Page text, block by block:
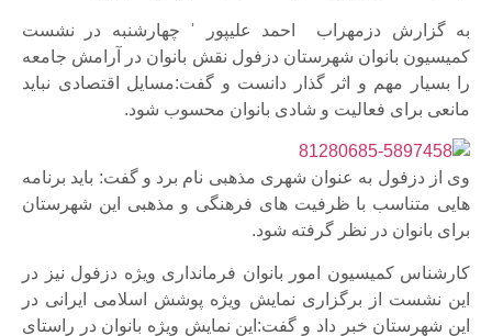
به گزارش دزمهراب احمد علیپور ˈ چهارشنبه در نشست
کمیسیون بانوان شهرستان دزفول نقش بانوان در آرامش جامعه
را بسیار مهم و اثر گذار دانست و گفت:مسایل اقتصادی نباید
مانعی برای فعالیت و شادی بانوان محسوب شود.
وی از دزفول به عنوان شهری مذهبی نام برد و گفت: باید برنامه
هایی متناسب با ظرفیت های فرهنگی و مذهبی این شهرستان
برای بانوان در نظر گرفته شود.
کارشناس کمیسیون امور بانوان فرمانداری ویژه دزفول نیز در
این نشست از برگزاری نمایش ویژه پوشش اسلامی ایرانی در
این شهرستان خبر داد و گفت:این نمایش ویژه بانوان در راستای